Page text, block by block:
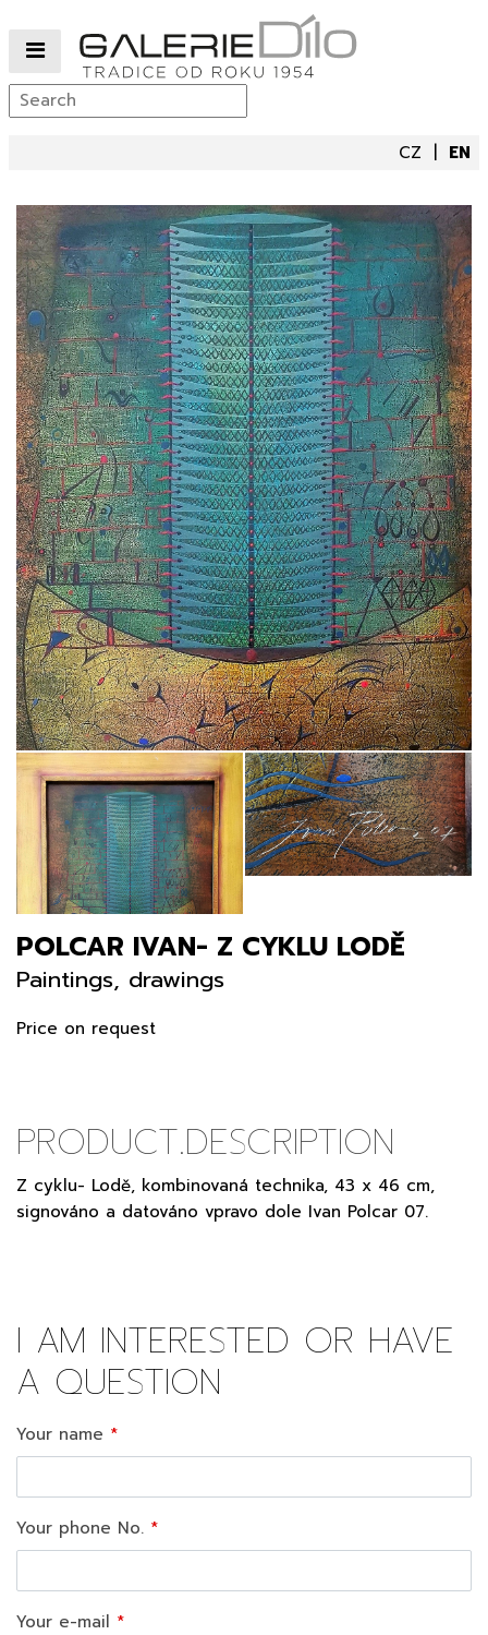
CZ EN
POLCAR IVAN- Z CYKLU LODĚ
Paintings, drawings
Price on request
PRODUCT.DESCRIPTION
Z cyklu- Lodě, kombinovaná technika, 43 x 46 cm,
signováno a datováno vpravo dole Ivan Polcar 07.
I AM INTERESTED OR HAVE
A QUESTION
Your name
Your phone No.
Your e-mail